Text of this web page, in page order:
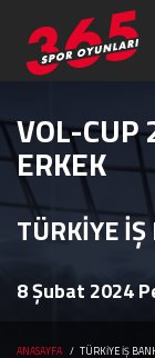
VOL-CUP
ERKEK
TÜRKİYE
8 Şubat 2024
ANASAYFA TÜRKİYE İŞ